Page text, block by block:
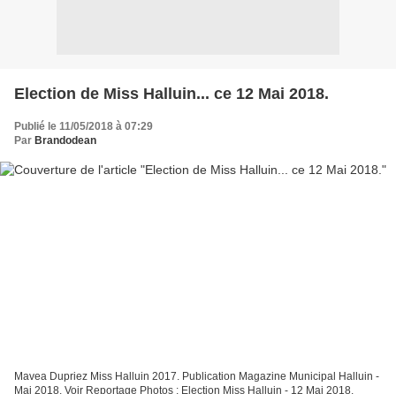
Election de Miss Halluin... ce 12 Mai 2018.
Publié le 11/05/2018 à 07:29
Par Brandodean
Mavea Dupriez Miss Halluin 2017. Publication Magazine Municipal Halluin -
Mai 2018. Voir Reportage Photos : Election Miss Halluin - 12 Mai 2018.